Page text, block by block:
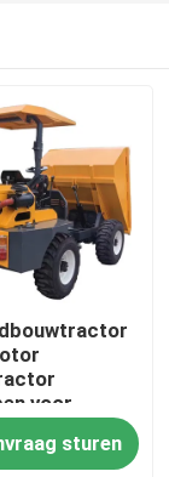
voor
met
systeem
sturen